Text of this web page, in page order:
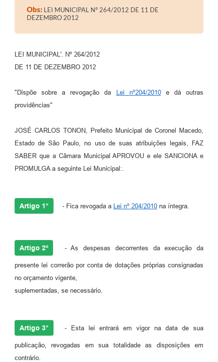
Obs: LEI MUNICIPAL Nº 264/2012 DE 11 DE
DEZEMBRO 2012
LEI MUNICIPAL'. Nº 264/2012
DE 11 DE DEZEMBRO 2012
"Dispõe sobre a revogação da Lei nº204/2010e dá outras
providências"
JOSÉ CARLOS TONON, Prefeito Municipal de Coronel Macedo,
Estado de São Paulo, no uso de suas atribuições legais, FAZ
SABER que a Câmara Municipal APROVOU e ele SANCIONA e
PROMULGA a seguinte Lei Municipal:.
Artigo 1° - Fica revogada a Lei nº 204/2010 na íntegra.
Artigo 2º - As despesas decorrentes da execução da
presente lei correrão por conta de dotações próprias consignadas
no orçamento vigente,
suplementadas, se necessário.
Artigo 3° - Esta lei entrará em vigor na data de sua
publicação, revogadas em sua totalidade as disposições em
contrário.